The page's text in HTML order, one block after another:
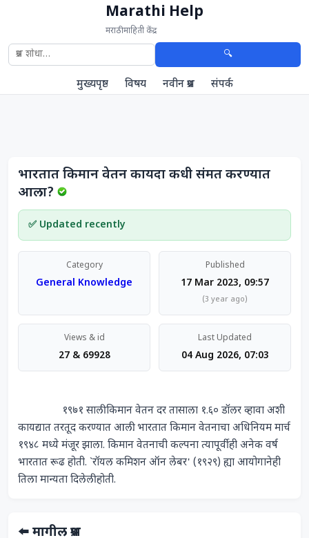
Marathi Help
मराठी माहिती केंद्र
🔍
मुख्यपृष्ठ विषय नवीन प्रश्न संपर्क
भारतात किमान वेतन कायदा कधी संमत करण्यात
आला?
✅ Updated recently
Category
General Knowledge
Published
17 Mar 2023, 09:57
(3 year ago)
Views & id
27 & 69928
Last Updated
04 Aug 2026, 07:03
कायद्यात तरतूद करण्यात आली. भारतात किमान वेतनाचा अधिनियम मार्च
१९४८ मध्ये मंजूर झाला. किमान वेतनाची कल्पना त्यापूर्वीही अनेक वर्ष
भारतात रूढ होती. `रॉयल कमिशन ऑन लेबर' (१९२९) ह्या आयोगानेही
तिला मान्यता दिलेली होती.
⬅️ मागील प्रश्न